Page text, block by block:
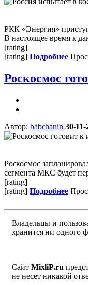
РКК «Энергия»
В настоящее время к
[rating]
[rating] Подробнее
Роскосмос
Автор: babchanin 30-11-
Роскосмос
сегмента МКС будет
[rating]
[rating] Подробнее
Владельцы и
хранится ни одного
Сайт MixliP.ru
не несет никакой